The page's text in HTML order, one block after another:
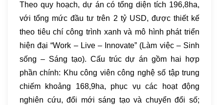
Theo quy hoạch, dự án có tổng diện tích 196,8ha,
với tổng mức đầu tư trên 2 tỷ USD, được thiết kế
theo tiêu chí công trình xanh và mô hình phát triển
hiện đại “Work – Live – Innovate” (Làm việc – Sinh
sống – Sáng tạo). Cấu trúc dự án gồm hai hợp
phần chính: Khu công viên công nghệ số tập trung
chiếm khoảng 168,9ha, phục vụ các hoạt động
nghiên cứu, đổi mới sáng tạo và chuyển đổi số;